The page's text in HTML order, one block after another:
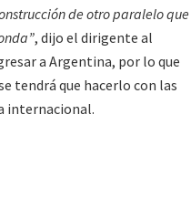
de otro paralelo que
, dijo el dirigente al
a Argentina, por lo que
tendrá que hacerlo con las
internacional.